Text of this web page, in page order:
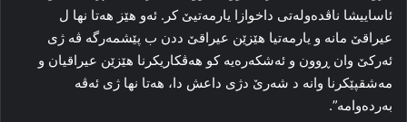
ئاساییشا ناڤده‌وله‌تی داخوازا یارمه‌تیێ کر. ئه‌و هێز هه‌تا نها ل
عیراقێ مانه‌ و یارمه‌تیا هێزێن عیراقێ ددن ب پێشمه‌رگه‌ ڤه‌ ژی
ئه‌رکێ وان ڕوون و ئه‌شکه‌ره‌یه‌ کو هه‌ڤکاریکرنا هێزێن عیراقیان و
مه‌شقپێکرنا وانه‌ د شه‌رێ دژی داعش دا، هه‌تا نها ژی ئه‌ڤه‌
به‌رده‌وامه‌”.